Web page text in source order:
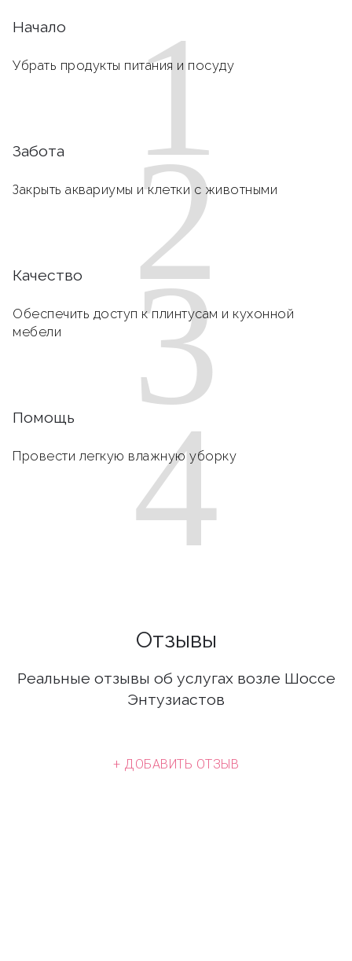
1
Начало
Убрать продукты питания и посуду
2
Забота
Закрыть аквариумы и клетки с животными
3
Качество
Обеспечить доступ к плинтусам и кухонной
мебели
4
Помощь
Провести легкую влажную уборку
Отзывы
Реальные отзывы об услугах возле Шоссе
Энтузиастов
+ ДОБАВИТЬ ОТЗЫВ